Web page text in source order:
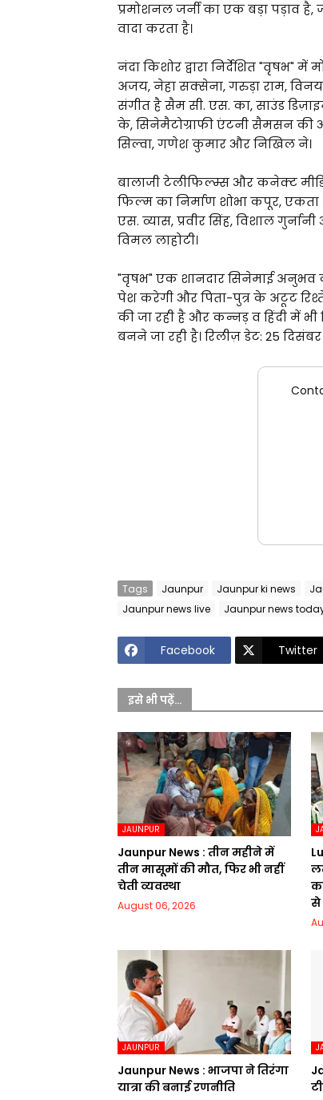
प्रमोशनल जर्नी का एक बड़ा पड़ाव
वादा करता है।
नंदा किशोर द्वारा निर्देशित "वृषभ"
अजय, नेहा सक्सेना, गरुड़ा राम, विनय
संगीत है सैम सी. एस. का, साउंड
के, सिनेमैटोग्राफी एंटनी सैमसन की
सिल्वा, गणेश कुमार और निखिल ने।
बालाजी टेलीफिल्म्स और कनेक्ट
फिल्म का निर्माण शोभा कपूर,
एस. व्यास, प्रवीर सिंह, विशाल
विमल लाहोटी।
"वृषभ" एक शानदार सिनेमाई अनुभव
पेश करेगी और पिता-पुत्र के अटूट
की जा रही है और कन्नड़ व हिंदी में
बनने जा रही है। रिलीज़ डेट: 25 दिसंबर
Tags Jaunpur Jaunpur ki news
Jaunpur news live
Jaunpur news
Facebook Twitter
इसे भी पढ़ें...
JAUNPUR
Jaunpur News : तीन महीने में
तीन मासूमों की मौत, फिर भी नहीं
चेती व्यवस्था
August 06, 2026
से
JAUNPUR
Jaunpur News : भाजपा ने तिरंगा
यात्रा की बनाई रणनीति